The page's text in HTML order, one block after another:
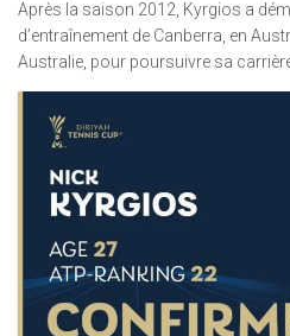
Après la saison 2012, Kyrgios a
d’entraînement de Canberra, en
Australie, pour poursuivre sa